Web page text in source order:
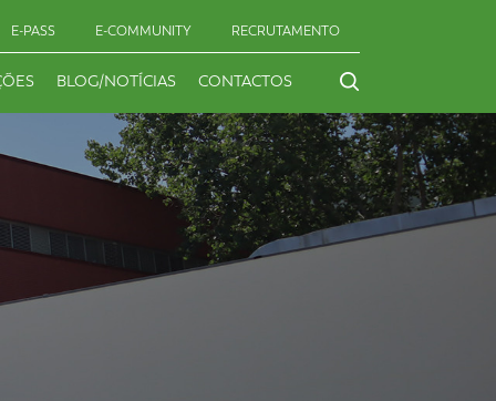
E-PASS E-COMMUNITY RECRUTAMENTO
BLOG/NOTÍCIAS CONTACTOS